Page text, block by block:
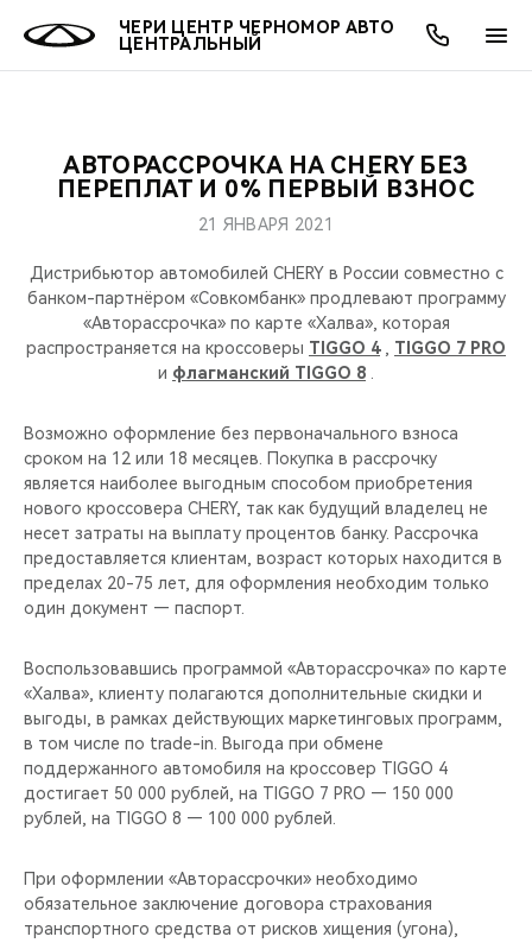
ЧЕРИ ЦЕНТР ЧЕРНОМОР АВТО
ЦЕНТРАЛЬНЫЙ
МОДЕЛИ
КРОССОВЕРЫ
НОВИНКИ
О КОМПАНИИ
МЫ В СОЦСЕТЯХ
ПОКУПАТЕЛЯМ
КРЕДИТ И СТРАХОВАНИЕ
АКСЕССУАРЫ
ВЛАДЕЛЬЦАМ
ЗАПЧАСТИ И АКСЕССУАРЫ
ПОДДЕРЖКА
МИР CHERY
CHERY В СОЦСЕТЯХ
ЛЮДИ CHERY
CHERY И СПОРТ
CHERY REMOTE
CHERY CONNECT
CHERY ДЛЯ ДЕТЕЙ
ОНЛАЙН СЕРВИСЫ
АВТОРАССРОЧКА НА CHERY БЕЗ
ПЕРЕПЛАТ И 0% ПЕРВЫЙ ВЗНОС
21 ЯНВАРЯ 2021
Дистрибьютор автомобилей CHERY в России совместно с
банком-партнёром «Совкомбанк» продлевают программу
«Авторассрочка» по карте «Халва», которая
распространяется на кроссоверы TIGGO 4, TIGGO 7 PRO
и флагманский TIGGO 8
Возможно оформление без первоначального взноса
сроком на 12 или 18 месяцев. Покупка в рассрочку
является наиболее выгодным способом приобретения
нового кроссовера CHERY, так как будущий владелец не
несет затраты на выплату процентов банку. Рассрочка
предоставляется клиентам, возраст которых находится в
пределах 20-75 лет, для оформления необходим только
один документ — паспорт.
Воспользовавшись программой «Авторассрочка» по карте
«Халва», клиенту полагаются дополнительные скидки и
выгоды, в рамках действующих маркетинговых программ,
в том числе по trade-in. Выгода при обмене
поддержанного автомобиля на кроссовер TIGGO 4
достигает 50 000 рублей, на TIGGO 7 PRO — 150 000
рублей, на TIGGO 8 — 100 000 рублей.
При оформлении «Авторассрочки» необходимо
обязательное заключение договора страхования
транспортного средства от рисков хищения (угона),